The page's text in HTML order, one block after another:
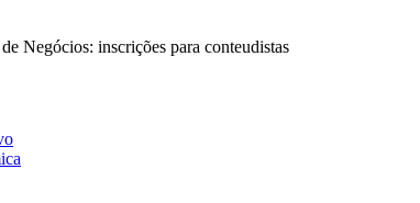
Negócios: inscrições para conteudistas